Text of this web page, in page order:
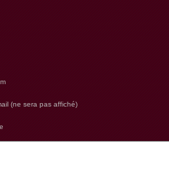
(ne sera pas affiché)